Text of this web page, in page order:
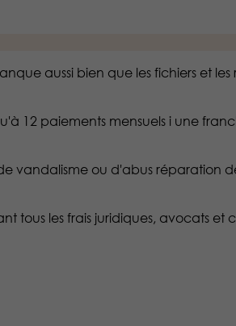
aussi bien que les fichiers et les
12 paiements mensuels i une
vandalisme ou d'abus réparation
tous les frais juridiques, avocats et